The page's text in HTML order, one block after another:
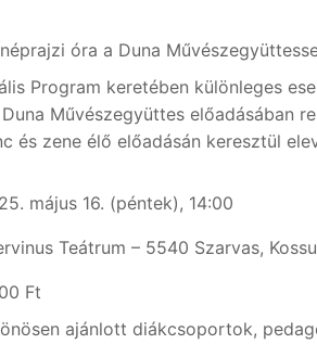
óra a Duna
Program keretében különleges
Művészegyüttes előadásában
és zene élő előadásán keresztül
május 16. (péntek), 14:00
Teátrum – 5540 Szarvas,
Ft
ajánlott diákcsoportok,